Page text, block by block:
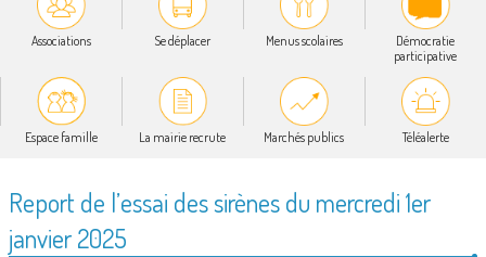
Associations Se déplacer Menus scolaires
Démocratie
participative
Espace famille La mairie recrute Marchés publics Téléalerte
Report de l’essai des sirènes du mercredi 1er
janvier 2025